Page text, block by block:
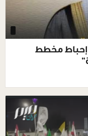
24 شخصا وإحباط مخطط